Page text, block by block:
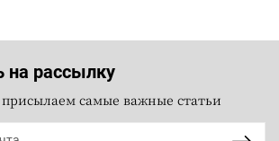
на рассылку
самые важные статьи